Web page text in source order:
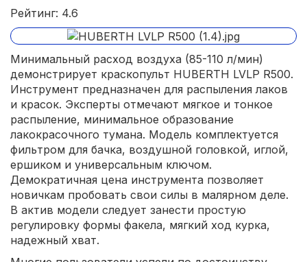
Рейтинг: 4.6
Минимальный расход воздуха (85-110 л/мин)
демонстрирует краскопульт HUBERTH LVLP R500.
Инструмент предназначен для распыления лаков
и красок. Эксперты отмечают мягкое и тонкое
распыление, минимальное образование
лакокрасочного тумана. Модель комплектуется
фильтром для бачка, воздушной головкой, иглой,
ершиком и универсальным ключом.
Демократичная цена инструмента позволяет
новичкам пробовать свои силы в малярном деле.
В актив модели следует занести простую
регулировку формы факела, мягкий ход курка,
надежный хват.